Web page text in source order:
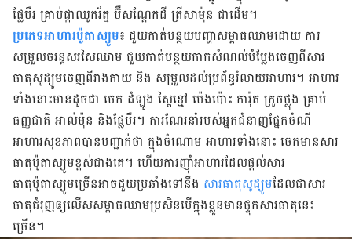
ផ្លែបឺរ គ្រាប់ផ្កាឈូករ័ត្ន ប៊ឺសណ្តែកដី ត្រីសាម៉ុន ជា​ដើម។
ប្រភេទអាហារប៉ូតាស្យូម៖ ជួយកាត់បន្ថយបញ្ហាសម្ពាធឈាមដោយ ការ
សម្រួលចរន្ដសរសៃឈាម ជួយកាត់បន្ថយ​កាកសំណល់បំប្លែងចេញពីសារ
ធាតុសូដ្យូមចេញពីរាងកាយ និង សម្រួលដល់ប្រព័ន្ធរំលាយអាហារ។ អាហារ
ទាំងនោះមានដូចជា ចេក ដំឡូង ស្ពៃខ្មៅ ប៉េងប៉ោះ ការ៉ុត ក្រូចថ្លុង គ្រាប់
ធញ្ញជាតិ អាល់ម៉ុន និងផ្លែបឺរ។ ការណែរនាំរបស់អ្នកជំនាញផ្នែកចំណី
អាហារសុខភាពបានបញ្ជាក់ថា ក្នុងចំណោម អាហារទាំងនោះ ចេកមានសារ
ធាតុប៉ូតាស្យូមខ្ពស់ជាងគេ។ ហើយការញ៉ាំអាហារដែលផ្ដល់សារ
ធាតុប៉ូតាស្យូមច្រើនអាចជួយប្រឆាំងទៅនឹង សារធាតុសូដ្យូមដែលជាសារ
ធាតុជំរុញឲ្យលើសសម្ពាធឈាមប្រសិនបើក្នុងខ្លួនមានផ្ទុកសារធាតុនេះ
ច្រើន។